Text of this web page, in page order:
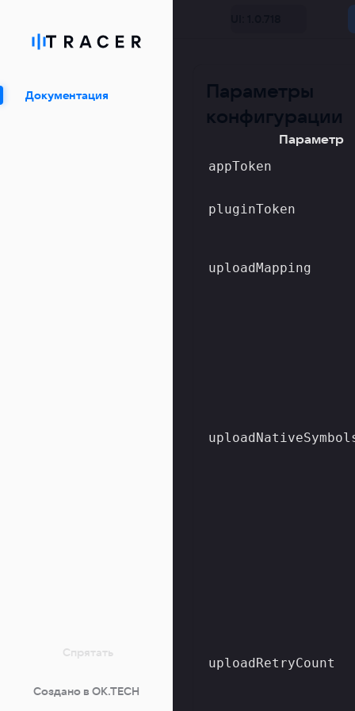
Документация
Спрятать
Создано в OK.TECH
Параметры
конфигурации
Параметр
appToken
pluginToken
uploadMapping
uploadRetryCount